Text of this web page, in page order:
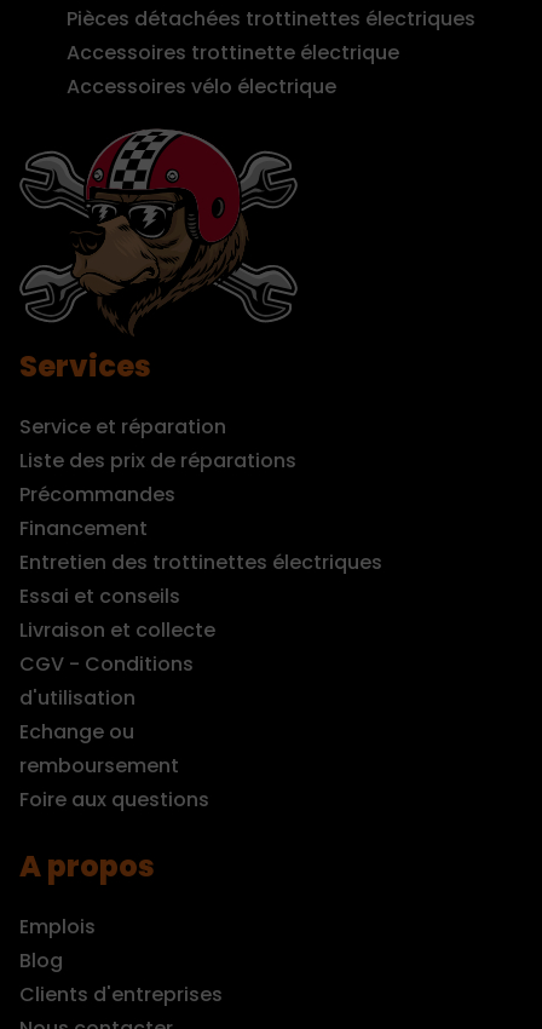
Pièces détachées trottinettes électriques
Accessoires trottinette électrique
Accessoires vélo électrique
Services
Service et réparation
Liste des prix de réparations
Précommandes
Financement
Entretien des trottinettes électriques
Essai et conseils
Livraison et collecte
CGV - Conditions
d'utilisation
Echange ou
remboursement
Foire aux questions
A propos
Emplois
Blog
Clients d'entreprises